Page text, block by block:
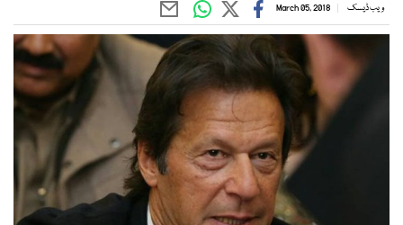
ویب ڈیسک March 05, 2018